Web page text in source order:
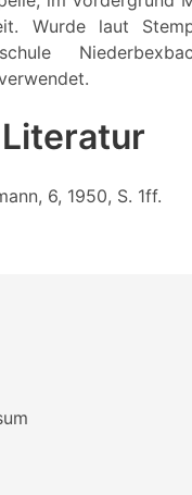
Wurde laut
Literatur
6, 1950, S. 1ff.